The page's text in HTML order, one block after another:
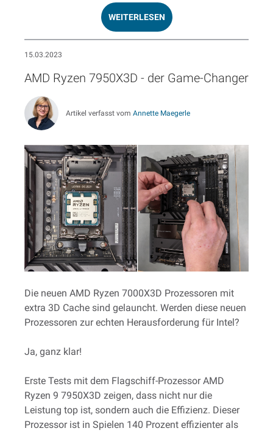
WEITERLESEN
15.03.2023
AMD Ryzen 7950X3D - der Game-Changer
Artikel verfasst vom Annette Maegerle
Die neuen AMD Ryzen 7000X3D Prozessoren mit
extra 3D Cache sind gelauncht. Werden diese neuen
Prozessoren zur echten Herausforderung für Intel?
Ja, ganz klar!
Erste Tests mit dem Flagschiff-Prozessor AMD
Ryzen 9 7950X3D zeigen, dass nicht nur die
Leistung top ist, sondern auch die Effizienz. Dieser
Prozessor ist in Spielen 140 Prozent effizienter als